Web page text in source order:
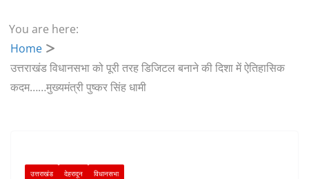
You are here:
Home
उत्तराखंड विधानसभा को पूरी तरह डिजिटल बनाने की दिशा में ऐतिहासिक
कदम……मुख्यमंत्री पुष्कर सिंह धामी
उत्तराखंड देहरादून विधानसभा